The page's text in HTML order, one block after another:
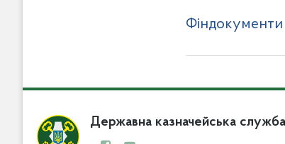
Фіндокументи
Державна казначейська